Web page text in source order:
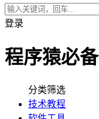
登录
程序猿必备
分类筛选
技术教程